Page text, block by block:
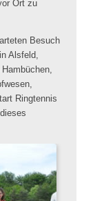
Ort zu
Besuch
Alsfeld,
Ringtennis